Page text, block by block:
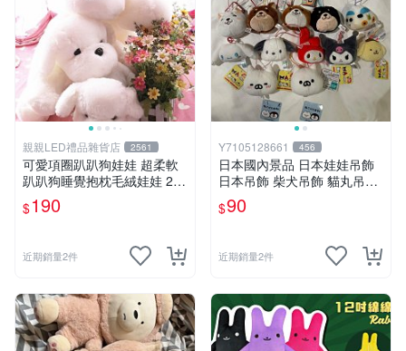
親親LED禮品雜貨店 2561
可愛項圈趴趴狗娃娃 超柔軟
趴趴狗睡覺抱枕毛絨娃娃 25
公分白色狗狗抱枕娃娃 生日
禮物
$190
近期銷量2件
Y7105128661 456
日本國內景品 日本娃娃吊飾
日本吊飾 柴犬吊飾 貓丸吊飾
庫洛米吊飾 大耳狗吊飾 布丁
狗吊飾 帕恰狗吊飾 天竺鼠車
$90
近期銷量2件